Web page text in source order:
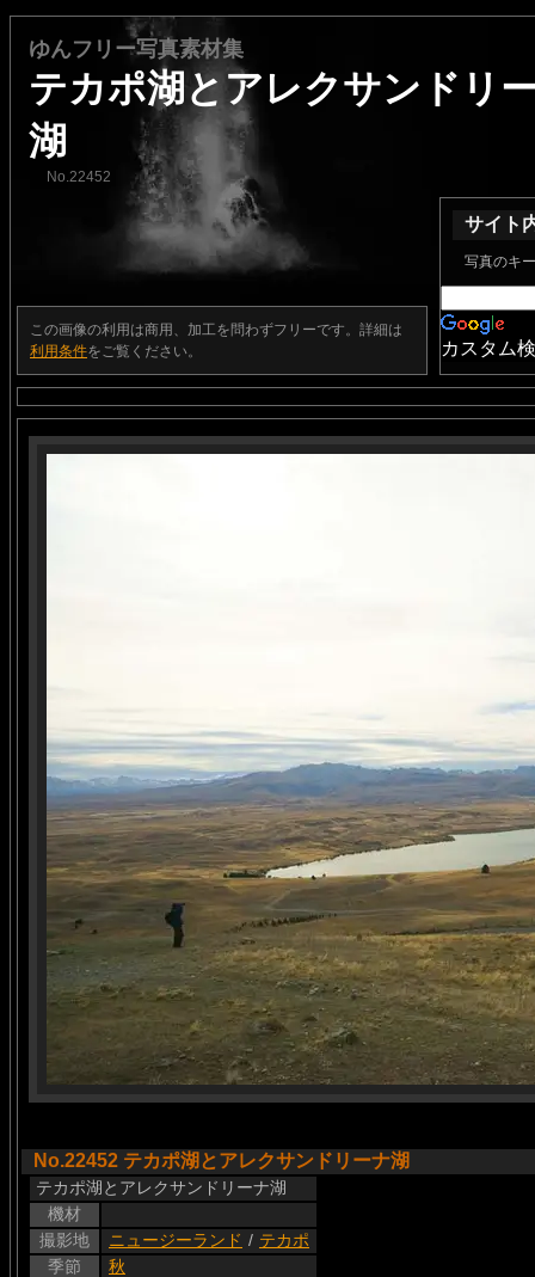
ゆんフリー写真素材集
テカポ湖とアレクサンドリ
湖
No.22452
この画像の利用は商用、加工を問わずフリーです。詳細は
利用条件をご覧ください。
サイト
写真のキ
カスタム
No.22452 テカポ湖とアレクサンドリーナ湖
テカポ湖とアレクサンドリーナ湖
機材
撮影地
ニュージーランド / テカポ
季節
秋